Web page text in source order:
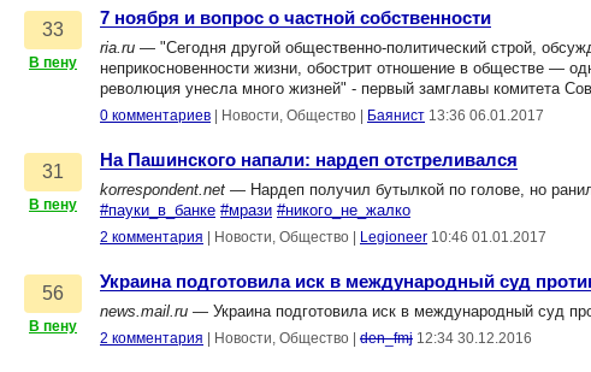
33
В пену
7 ноября и вопрос о частной собственности
ria.ru — "Сегодня другой общественно-политический строй,
неприкосновенности жизни, обострит отношение в обществе —
революция унесла много жизней" - первый замглавы комитета
0 комментариев Новости, Общество Баянист 13:36 06.01.2017
31
В пену
На Пашинского напали: нардеп отстреливался
korrespondent.net — Нардеп получил бутылкой по голове, но
#пауки_в_банке #мрази #никого_не_жалко
2 комментария Новости, Общество Legioneer 10:46 01.01.2017
56
В пену
Украина подготовила иск в международный суд
news.mail.ru — Украина подготовила иск в международный суд
2 комментария Новости, Общество den_fmj 12:34 30.12.2016